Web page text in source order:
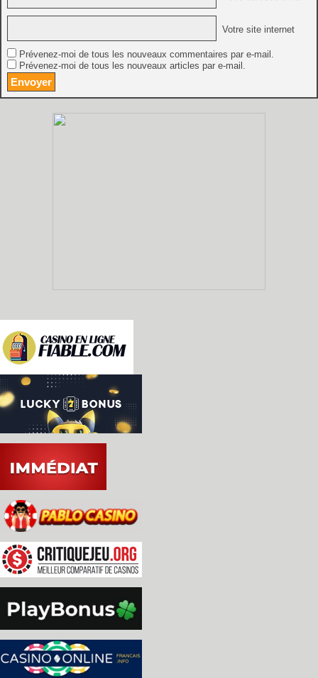
Votre site internet
Prévenez-moi de tous les nouveaux commentaires par e-mail.
Prévenez-moi de tous les nouveaux articles par e-mail.